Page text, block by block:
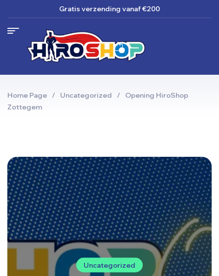
Gratis verzending vanaf €200
Home Page / Uncategorized /
Opening HiroShop
Zottegem
Uncategorized